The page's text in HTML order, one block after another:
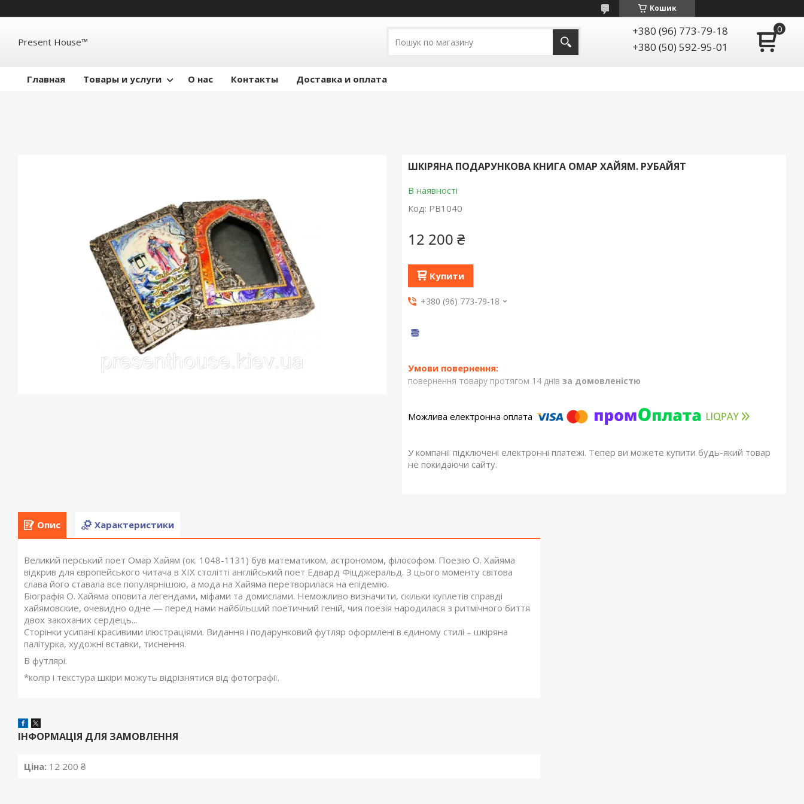
Кошик
Present House™
+380 (96) 773-79-18
+380 (50) 592-95-01
Главная Товары и услуги О нас Контакты Доставка и оплата
ШКІРЯНА ПОДАРУНКОВА КНИГА ОМАР ХАЙЯМ. РУБАЙЯТ
В наявності
Код: PB1040
12 200 ₴
Купити
+380 (96) 773-79-18
повернення товару протягом 14 днів за домовленістю
У компанії підключені електронні платежі. Тепер ви можете купити будь-який товар
не покидаючи сайту.
Опис Характеристики
Великий перський поет Омар Хайям (ок. 1048-1131) був математиком, астрономом, філософом. Поезію О. Хайяма
відкрив для європейського читача в XIX столітті англійський поет Едвард Фіцджеральд. З цього моменту світова
слава його ставала все популярнішою, а мода на Хайяма перетворилася на епідемію.
Біографія О. Хайяма оповита легендами, міфами та домислами. Неможливо визначити, скільки куплетів справді
хайямовские, очевидно одне — перед нами найбільший поетичний геній, чия поезія народилася з ритмічного биття
двох закоханих сердець...
Сторінки усипані красивими ілюстраціями. Видання і подарунковий футляр оформлені в єдиному стилі – шкіряна
палітурка, художні вставки, тиснення.
В футлярі.
*колір і текстура шкіри можуть відрізнятися від фотографії.
ІНФОРМАЦІЯ ДЛЯ ЗАМОВЛЕННЯ
Ціна: 12 200 ₴